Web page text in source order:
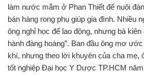
làm nước mắm ở Phan Thiết để nuôi
bán hàng rong phụ giúp gia đình. Nhiều
ông nghỉ học để lao động, nhưng bà kiên
hành đàng hoàng”. Ban đầu ông mơ
khí, nhưng theo lời khuyên của cha mẹ,
tốt nghiệp Đại học Y Dược TP.HCM